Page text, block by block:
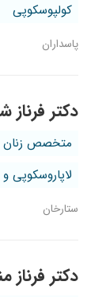
کولپوسکوپی
پاسداران
دکتر فرناز
متخصص زنان
لاپاروسکوپی
ستارخان
دکتر فرناز